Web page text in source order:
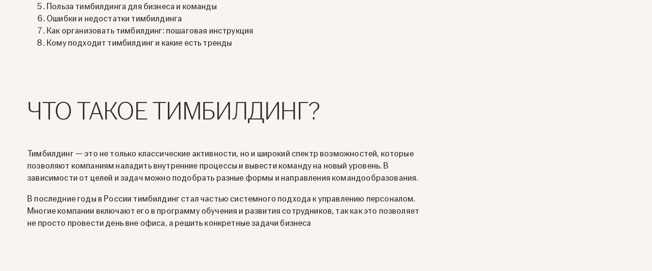
Польза тимбилдинга для бизнеса и команды
Ошибки и недостатки тимбилдинга
Как организовать тимбилдинг: пошаговая инструкция
Кому подходит тимбилдинг и какие есть тренды
ЧТО ТАКОЕ ТИМБИЛДИНГ?
Тимбилдинг — это не только классические активности, но и широкий спектр возможностей, которые
позволяют компаниям наладить внутренние процессы и вывести команду на новый уровень. В
зависимости от целей и задач можно подобрать разные формы и направления командообразования.
В последние годы в России тимбилдинг стал частью системного подхода к управлению персоналом.
Многие компании включают его в программу обучения и развития сотрудников, так как это позволяет
не просто провести день вне офиса, а решить конкретные задачи бизнеса